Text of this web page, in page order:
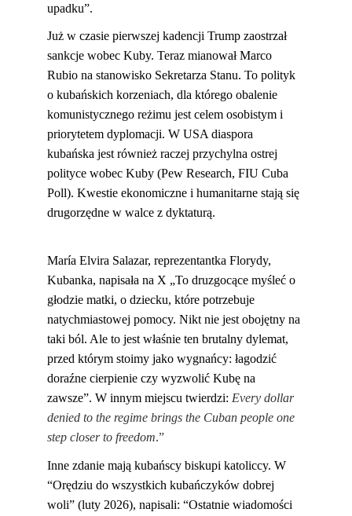
upadku”.
Już w czasie pierwszej kadencji Trump zaostrzał
sankcje wobec Kuby. Teraz mianował Marco
Rubio na stanowisko Sekretarza Stanu. To polityk
o kubańskich korzeniach, dla którego obalenie
komunistycznego reżimu jest celem osobistym i
priorytetem dyplomacji. W USA diaspora
kubańska jest również raczej przychylna ostrej
polityce wobec Kuby (Pew Research, FIU Cuba
Poll). Kwestie ekonomiczne i humanitarne stają się
drugorzędne w walce z dyktaturą.
María Elvira Salazar, reprezentantka Florydy,
Kubanka, napisała na X „To druzgocące myśleć o
głodzie matki, o dziecku, które potrzebuje
natychmiastowej pomocy. Nikt nie jest obojętny na
taki ból. Ale to jest właśnie ten brutalny dylemat,
przed którym stoimy jako wygnańcy: łagodzić
doraźne cierpienie czy wyzwolić Kubę na
zawsze”. W innym miejscu twierdzi: Every dollar
denied to the regime brings the Cuban people one
step closer to freedom.”
Inne zdanie mają kubańscy biskupi katoliccy. W
“Orędziu do wszystkich kubańczyków dobrej
woli” (luty 2026), napisali: “Ostatnie wiadomości